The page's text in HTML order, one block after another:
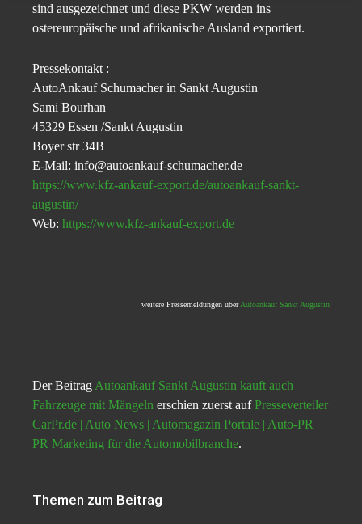
sind ausgezeichnet und diese PKW werden ins
ostereuropäische und afrikanische Ausland exportiert.
Pressekontakt :
AutoAnkauf Schumacher in Sankt Augustin
Sami Bourhan
45329 Essen /Sankt Augustin
Boyer str 34B
E-Mail: info@autoankauf-schumacher.de
https://www.kfz-ankauf-export.de/autoankauf-sankt-
augustin/
Web: https://www.kfz-ankauf-export.de
weitere Pressemeldungen überAutoankauf Sankt Augustin
Der Beitrag Autoankauf Sankt Augustin kauft auch
Fahrzeuge mit Mängeln erschien zuerst aufPresseverteiler
CarPr.de | Auto News | Automagazin Portale | Auto-PR |
PR Marketing für die Automobilbranche.
Themen zum Beitrag